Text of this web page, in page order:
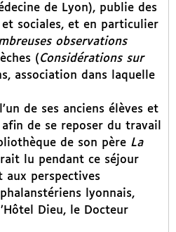
de Lyon), publie des
sociales, et en particulier
observations
(Considérations sur
association dans laquelle
de ses anciens élèves et
de se reposer du travail
de son père La
lu pendant ce séjour
aux perspectives
lyonnais,
Dieu, le Docteur